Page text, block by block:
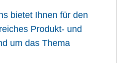
bietet Ihnen für den
Produkt- und
um das Thema